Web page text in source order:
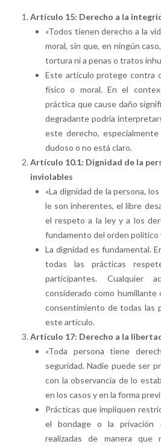
Artículo 15: Derecho a la
«Todos tienen derecho a la
moral, sin que, en ningún
tortura ni a penas o tratos
Este artículo protege contra
físico o moral. En el
práctica que cause daño
degradante podría
este derecho,
dudoso o no está claro.
Artículo 10.1: Dignidad de la
inviolables
«La dignidad de la persona,
le son inherentes, el libre
el respeto a la ley y a los
fundamento del orden político
La dignidad es fundamental.
todas las prácticas
participantes. Cualquier
considerado como
consentimiento de todas las
este artículo.
Artículo 17: Derecho a la
«Toda persona tiene
seguridad. Nadie puede ser
con la observancia de lo
en los casos y en la forma
Prácticas que impliquen
el bondage o la privación
realizadas de manera